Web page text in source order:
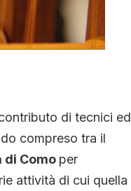
di tecnici ed
compreso tra il
di Como per
attività di cui quella